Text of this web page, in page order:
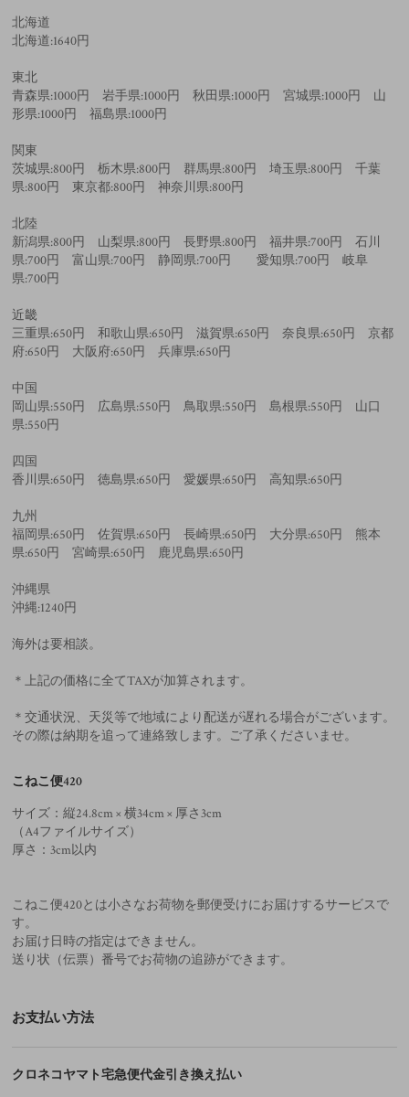
北海道
北海道:1640円
東北
青森県:1000円 岩手県:1000円 秋田県:1000円 宮城県:1000円 山
形県:1000円 福島県:1000円
関東
茨城県:800円 栃木県:800円 群馬県:800円 埼玉県:800円 千葉
県:800円 東京都:800円 神奈川県:800円
北陸
新潟県:800円 山梨県:800円 長野県:800円 福井県:700円 石川
県:700円 富山県:700円 静岡県:700円 愛知県:700円 岐阜
県:700円
近畿
三重県:650円 和歌山県:650円 滋賀県:650円 奈良県:650円 京都
府:650円 大阪府:650円 兵庫県:650円
中国
岡山県:550円 広島県:550円 鳥取県:550円 島根県:550円 山口
県:550円
四国
香川県:650円 徳島県:650円 愛媛県:650円 高知県:650円
九州
福岡県:650円 佐賀県:650円 長崎県:650円 大分県:650円 熊本
県:650円 宮崎県:650円 鹿児島県:650円
沖縄県
沖縄:1240円
海外は要相談。
＊上記の価格に全てTAXが加算されます。
＊交通状況、天災等で地域により配送が遅れる場合がございます。
その際は納期を追って連絡致します。ご了承くださいませ。
こねこ便420
サイズ：縦24.8cm × 横34cm × 厚さ3cm
（A4ファイルサイズ）
厚さ：3cm以内
こねこ便420とは小さなお荷物を郵便受けにお届けするサービスで
す。
お届け日時の指定はできません。
送り状（伝票）番号でお荷物の追跡ができます。
お支払い方法
クロネコヤマト宅急便代金引き換え払い